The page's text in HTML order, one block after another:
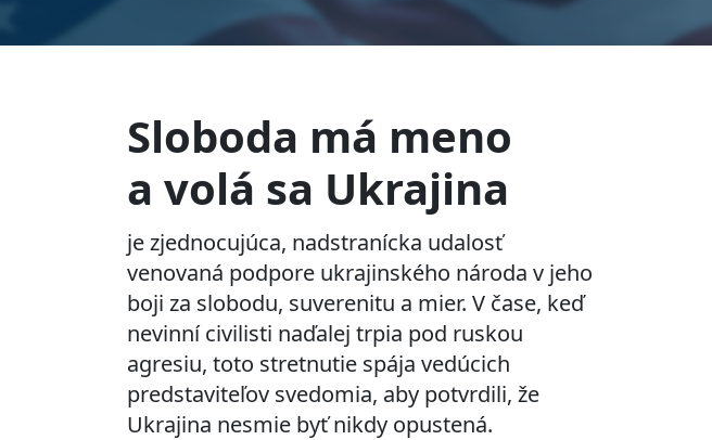
Sloboda má meno
a volá sa Ukrajina
je zjednocujúca, nadstranícka udalosť
venovaná podpore ukrajinského národa v jeho
boji za slobodu, suverenitu a mier. V čase, keď
nevinní civilisti naďalej trpia pod ruskou
agresiu, toto stretnutie spája vedúcich
predstaviteľov svedomia, aby potvrdili, že
Ukrajina nesmie byť nikdy opustená.